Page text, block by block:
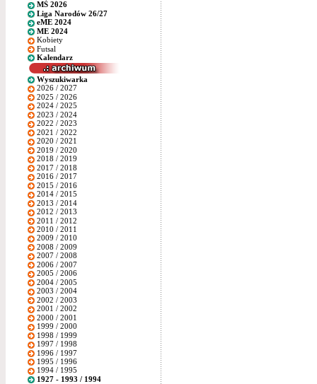
MŚ 2026
Liga Narodów 26/27
eME 2024
ME 2024
Kobiety
Futsal
Kalendarz
Wyszukiwarka
2026 / 2027
2025 / 2026
2024 / 2025
2023 / 2024
2022 / 2023
2021 / 2022
2020 / 2021
2019 / 2020
2018 / 2019
2017 / 2018
2016 / 2017
2015 / 2016
2014 / 2015
2013 / 2014
2012 / 2013
2011 / 2012
2010 / 2011
2009 / 2010
2008 / 2009
2007 / 2008
2006 / 2007
2005 / 2006
2004 / 2005
2003 / 2004
2002 / 2003
2001 / 2002
2000 / 2001
1999 / 2000
1998 / 1999
1997 / 1998
1996 / 1997
1995 / 1996
1994 / 1995
1927 - 1993 / 1994